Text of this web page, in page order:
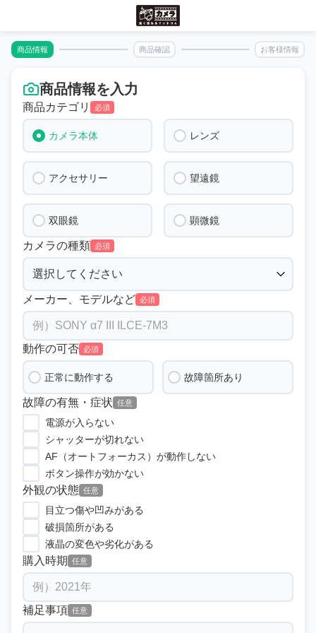
商品情報 商品確認 お客様情報
商品情報を入力
商品カテゴリ 必須
カメラ本体 レンズ
アクセサリー 望遠鏡
双眼鏡 顕微鏡
カメラの種類 必須
メーカー、モデルなど 必須
動作の可否 必須
正常に動作する 故障箇所あり
故障の有無・症状 任意
電源が入らない
シャッターが切れない
AF（オートフォーカス）が動作しない
ボタン操作が効かない
外観の状態 任意
目立つ傷や凹みがある
破損箇所がある
液晶の変色や劣化がある
購入時期 任意
補足事項 任意